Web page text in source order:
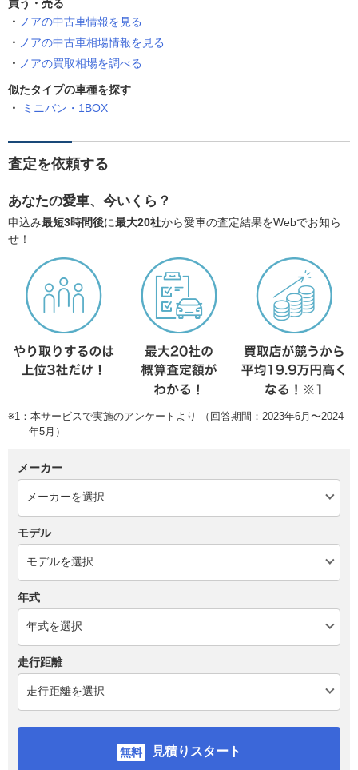
買う・売る
ノアの中古車情報を見る
ノアの中古車相場情報を見る
ノアの買取相場を調べる
似たタイプの車種を探す
ミニバン・1BOX
査定を依頼する
あなたの愛車、今いくら？
申込み最短3時間後に最大20社から愛車の査定結果をWebでお知ら
せ！
※1：本サービスで実施のアンケートより （回答期間：2023年6月〜2024
年5月）
メーカー
モデル
年式
走行距離
見積りスタート